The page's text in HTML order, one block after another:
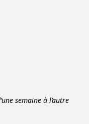
semaine à l’autre